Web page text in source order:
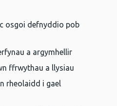
osgoi defnyddio pob
a argymhellir
ffrwythau a llysiau
rheolaidd i gael